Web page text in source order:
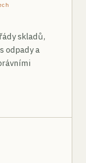
skladů,
odpady a